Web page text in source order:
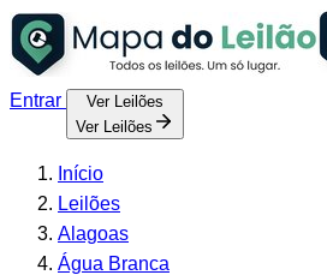
Entrar
Ver Leilões
Ver Leilões
Início
Leilões
Alagoas
Água Branca